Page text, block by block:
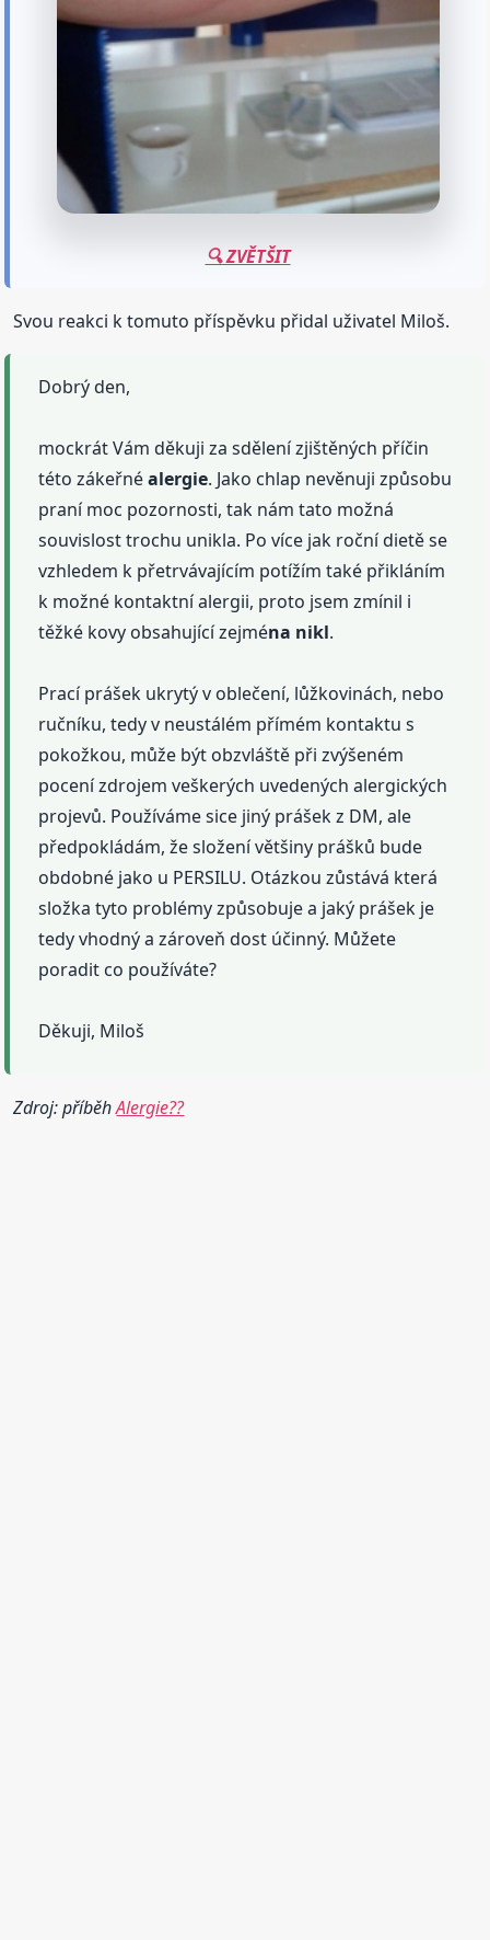
🔍 ZVĚTŠIT
Svou reakci k tomuto příspěvku přidal uživatel Miloš.
Dobrý den,
mockrát Vám děkuji za sdělení zjištěných příčin
této zákeřnéalergie. Jako chlap nevěnuji způsobu
praní moc pozornosti, tak nám tato možná
souvislost trochu unikla. Po více jak roční dietě se
vzhledem k přetrvávajícím potížím také přikláním
k možné kontaktní alergii, proto jsem zmínil i
těžké kovy obsahující zejména nikl.
Prací prášek ukrytý v oblečení, lůžkovinách, nebo
ručníku, tedy v neustálém přímém kontaktu s
pokožkou, může být obzvláště při zvýšeném
pocení zdrojem veškerých uvedených alergických
projevů. Používáme sice jiný prášek z DM, ale
předpokládám, že složení většiny prášků bude
obdobné jako u PERSILU. Otázkou zůstává která
složka tyto problémy způsobuje a jaký prášek je
tedy vhodný a zároveň dost účinný. Můžete
poradit co používáte?
Děkuji, Miloš
Zdroj: příběhAlergie??